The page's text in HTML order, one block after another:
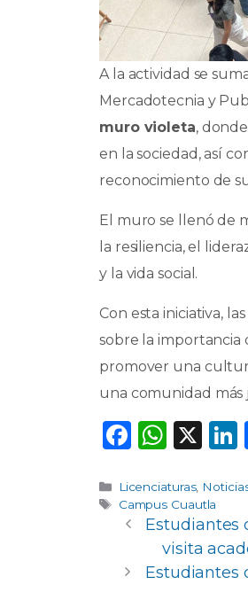
A la actividad se
Mercadotecnia y
muro violeta,
en la sociedad, así
reconocimiento de
El muro se llenó de
la resiliencia, el
y la vida social.
Con esta iniciativa,
sobre la importancia
promover una
una comunidad más
F
c
e
o
W
a
ts
A
p
X
Categorías
Licenciaturas,
Etiquetas
Campus Cuautla
Estudiantes
visita
Estudiantes